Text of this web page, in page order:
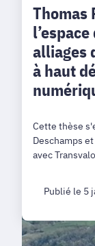
Thomas
alliages
à haut
Cette thèse
Deschamps
avec
Publié le 5